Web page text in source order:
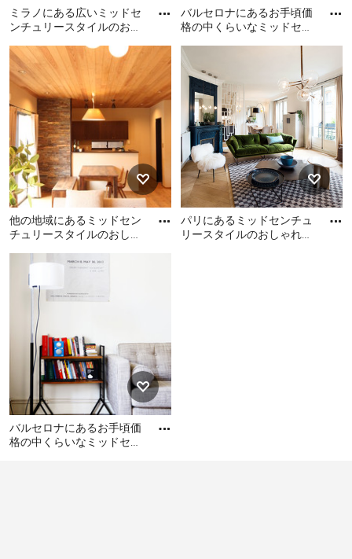
ミッドセンチュリースタイルのリビングのインテリアほ
ど頭を悩ませるものはないでしょう。日常的に家族が集
まる場所であり、客間として来客をもてなす場所でもあ
るリビングルームは、飽きのこないインテリアと、少し
ばかりの個性が必要となります。大きなソファーを置く
のもいいですが、一人がけの椅子を家族の人数に合わせ
て置いたりするのも個性的ですね。一方で、ローテーブ
ルやテレビ台などの家具は、リビングの壁や床の色との
馴染みを考えながら選ぶと失敗しません。家族で使うリ
ビングは、それだけ多くのものが持ち込まれる場所。雑
多なものであふれかえりがちなので、壁面収納や床下収
納など、リビング全体のスペースを有効に使って、整理
整頓しやすい部屋づくりが必要です。床に導線の妨げと
なる物を置かないという単純なことだけでも、広くて快
適なミッドセンチュリースタイルのリビングづくりにつ
ながります。
ミッドセンチュリースタイルのリビングを広く見せるコ
日本の住宅ではリビングや客間のスペースを広く取れな
いことも多く、少しの家具でも窮屈に感じてしまうこと
もあるでしょう。間取りが決まっているからこそ、視覚
で広く見せるコツがあります。
ミラノにある広いミッドセ
ンチュリースタイルのおし
の床) の写真
ミラノにある広いミッドセ
ンチュリースタイルのおし
ゃれなLDK (白い壁、大理石
の床) の写真
バルセロナにあるお手頃価
格の中くらいなミッドセン
れなリビング (白い壁、無
垢
バルセロナにあるお手頃価
格の中くらいなミッドセン
チュリースタイルのおしゃ
れなリビング (白い壁、無垢
フローリング、暖炉なし、
ペルシャ絨毯) の写真
他の地域にあるミッドセン
チュリースタイルのおしゃ
他の地域にあるミッドセン
チュリースタイルのおしゃ
れなリビングの写真
パリにあるミッドセンチュ
リースタイルのおしゃれな
バルセロナにあるお手頃価
格の中くらいなミッドセン